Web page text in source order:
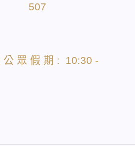
507
公 眾 假 期 : 10:30 -